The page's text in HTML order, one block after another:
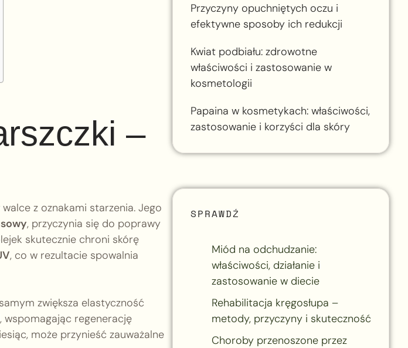
–
z oznakami starzenia. Jego
, przyczynia się do poprawy
skutecznie chroni skórę
, co w rezultacie spowalnia
zwiększa elastyczność
regenerację
może przynieść zauważalne
Przyczyny opuchniętych oczu i
efektywne sposoby ich redukcji
Kwiat podbiału: zdrowotne
właściwości i zastosowanie w
kosmetologii
Papaina w kosmetykach: właściwości,
zastosowanie i korzyści dla skóry
SPRAWDŹ
Miód na odchudzanie:
właściwości, działanie i
zastosowanie w diecie
Rehabilitacja kręgosłupa –
metody, przyczyny i skuteczność
Choroby przenoszone przez